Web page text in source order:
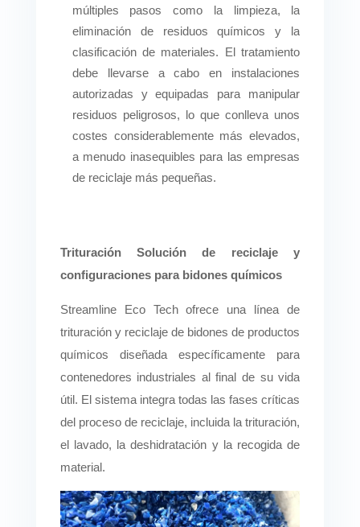
múltiples pasos como la limpieza, la
eliminación de residuos químicos y la
clasificación de materiales. El tratamiento
debe llevarse a cabo en instalaciones
autorizadas y equipadas para manipular
residuos peligrosos, lo que conlleva unos
costes considerablemente más elevados,
a menudo inasequibles para las empresas
de reciclaje más pequeñas.
Trituración Solución de reciclajey
configuracionespara bidones químicos
Streamline Eco Tech ofrece una línea de
trituración y reciclaje de bidones de productos
químicos diseñada específicamente para
contenedores industriales al final de su vida
útil. El sistema integra todas las fases críticas
del proceso de reciclaje, incluida la trituración,
el lavado, la deshidratación y la recogida de
material.